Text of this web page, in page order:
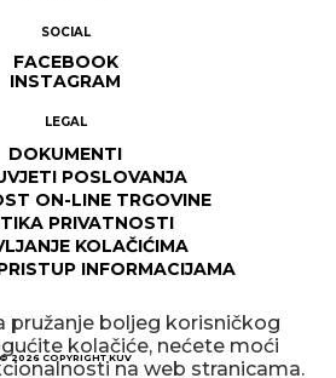
SOCIAL
FACEBOOK
INSTAGRAM
LEGAL
DOKUMENTI
POSLOVANJA
ON-LINE TRGOVINE
PRIVATNOSTI
KOLAČIĆIMA
INFORMACIJAMA
© 2026 COPYRIGHT KUV
pružanje boljeg korisničkog
kolačiće, nećete moći
na web stranicama.